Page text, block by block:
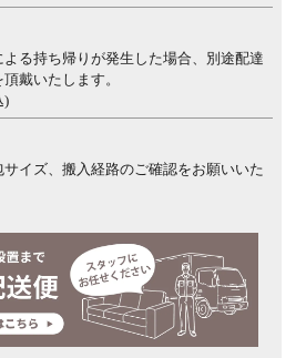
る持ち帰りが発生した場合、別途配達
戴いたします。
)
イズ、搬入経路のご確認をお願いいた